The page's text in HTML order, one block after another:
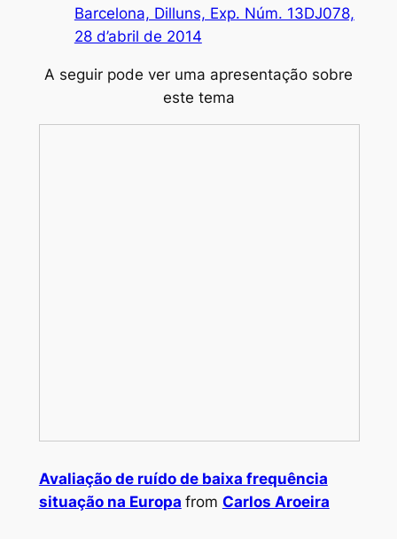
Barcelona, Dilluns, Exp. Núm. 13DJ078,
28 d’abril de 2014
A seguir pode ver uma apresentação sobre
este tema
Avaliação de ruído de baixa frequência
situação na Europa from Carlos Aroeira